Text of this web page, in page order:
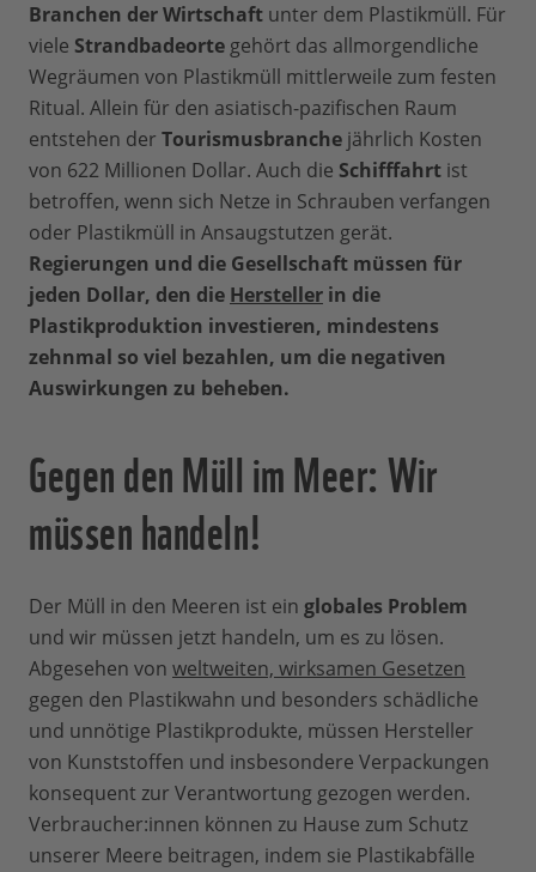
Branchen der Wirtschaft unter dem Plastikmüll. Für
viele Strandbadeorte gehört das allmorgendliche
Wegräumen von Plastikmüll mittlerweile zum festen
Ritual. Allein für den asiatisch-pazifischen Raum
entstehen der Tourismusbranche jährlich Kosten
von 622 Millionen Dollar. Auch die Schifffahrt ist
betroffen, wenn sich Netze in Schrauben verfangen
oder Plastikmüll in Ansaugstutzen gerät.
Regierungen und die Gesellschaft müssen für
jeden Dollar, den die Hersteller in die
Plastikproduktion investieren, mindestens
zehnmal so viel bezahlen, um die negativen
Auswirkungen zu beheben.
Gegen den Müll im Meer: Wir
müssen handeln!
Der Müll in den Meeren ist ein globales Problem
und wir müssen jetzt handeln, um es zu lösen.
Abgesehen von weltweiten, wirksamen Gesetzen
gegen den Plastikwahn und besonders schädliche
und unnötige Plastikprodukte, müssen Hersteller
von Kunststoffen und insbesondere Verpackungen
konsequent zur Verantwortung gezogen werden.
Verbraucher:innen können zu Hause zum Schutz
unserer Meere beitragen, indem sie Plastikabfälle